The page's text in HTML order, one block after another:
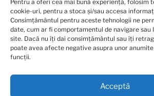
Pentru a oferi cea mai bună experiență, folosim
cookie-uri, pentru a stoca și/sau accesa
Consimțământul pentru aceste tehnologii ne
date, cum ar fi comportamentul de navigare sau
site. Dacă nu îți dai consimțământul sau îți
poate avea afecte negative asupra unor
funcții.
Acceptă